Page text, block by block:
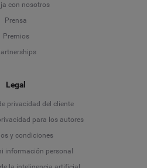
con nosotros
Prensa
Premios
Legal
privacidad del cliente
para los autores
y condiciones
información personal
Language
Deutsch